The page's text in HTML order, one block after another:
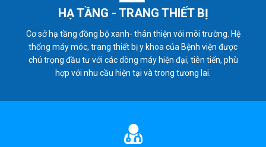
HẠ TẦNG - TRANG THIẾT BỊ
Cơ sở hạ tầng đồng bộ xanh- thân thiện với môi trường. Hệ
thống máy móc, trang thiết bị y khoa của Bệnh viện được
chú trọng đầu tư với các dòng máy hiện đại, tiên tiến, phù
hợp với nhu cầu hiện tại và trong tương lai.